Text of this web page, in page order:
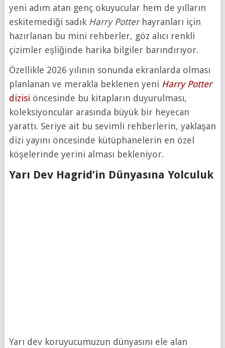
yeni adım atan genç okuyucular hem de yılların
eskitemediği sadık Harry Potterhayranları için
hazırlanan bu mini rehberler, göz alıcı renkli
çizimler eşliğinde harika bilgiler barındırıyor.
Özellikle 2026 yılının sonunda ekranlarda olması
planlanan ve merakla beklenen yeni Harry Potter
dizisi öncesinde bu kitapların duyurulması,
koleksiyoncular arasında büyük bir heyecan
yarattı. Seriye ait bu sevimli rehberlerin, yaklaşan
dizi yayını öncesinde kütüphanelerin en özel
köşelerinde yerini alması bekleniyor.
Yarı Dev Hagrid’in Dünyasına Yolculuk
Yarı dev koruyucumuzun dünyasını ele alan